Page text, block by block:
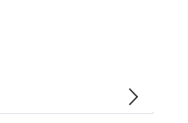
arrow_forward_ios